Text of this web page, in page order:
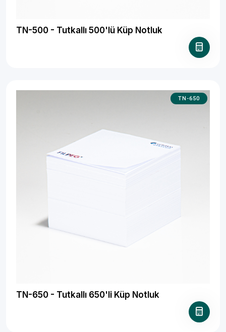
TN-500 - Tutkallı 500'lü Küp Notluk
TN-650
TN-650 - Tutkallı 650'li Küp Notluk